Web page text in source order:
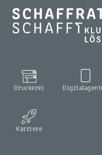
Druckerei
Karriere